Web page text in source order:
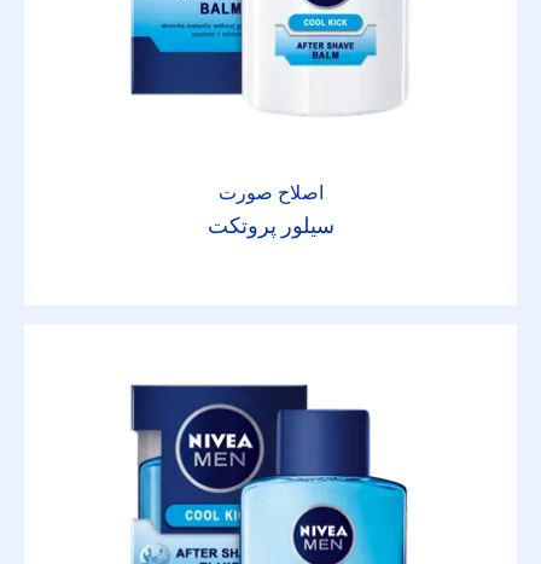
اصلاح صورت
سیلور پروتکت